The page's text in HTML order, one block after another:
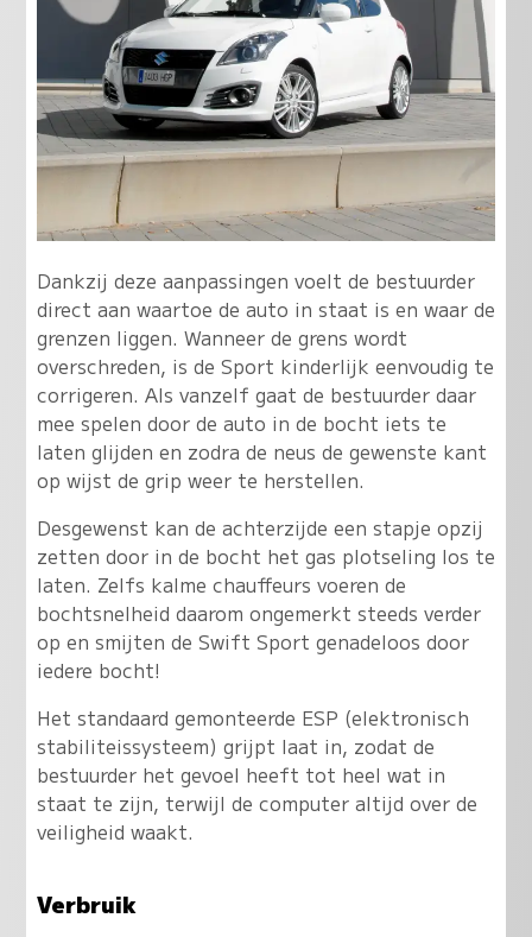
Dankzij deze aanpassingen voelt de bestuurder
direct aan waartoe de auto in staat is en waar de
grenzen liggen. Wanneer de grens wordt
overschreden, is de Sport kinderlijk eenvoudig te
corrigeren. Als vanzelf gaat de bestuurder daar
mee spelen door de auto in de bocht iets te
laten glijden en zodra de neus de gewenste kant
op wijst de grip weer te herstellen.
Desgewenst kan de achterzijde een stapje opzij
zetten door in de bocht het gas plotseling los te
laten. Zelfs kalme chauffeurs voeren de
bochtsnelheid daarom ongemerkt steeds verder
op en smijten de Swift Sport genadeloos door
iedere bocht!
Het standaard gemonteerde ESP (elektronisch
stabiliteissysteem) grijpt laat in, zodat de
bestuurder het gevoel heeft tot heel wat in
staat te zijn, terwijl de computer altijd over de
veiligheid waakt.
Verbruik